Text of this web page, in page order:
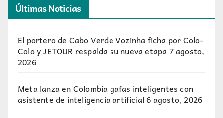
Últimas Noticias
El portero de Cabo Verde Vozinha ficha por Colo-
Colo y JETOUR respalda su nueva etapa7 agosto,
2026
Meta lanza en Colombia gafas inteligentes con
asistente de inteligencia artificial 6 agosto, 2026